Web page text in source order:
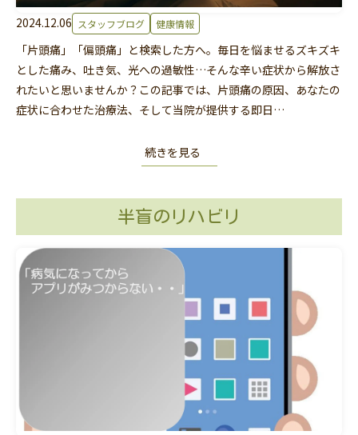
2024.12.06 スタッフブログ 健康情報
「片頭痛」「偏頭痛」と検索した方へ。毎日を悩ませるズキズキ
とした痛み、吐き気、光への過敏性…そんな辛い症状から解放さ
れたいと思いませんか？この記事では、片頭痛の原因、あなたの
症状に合わせた治療法、そして当院が提供する即日…
続きを見る
半盲のリハビリ